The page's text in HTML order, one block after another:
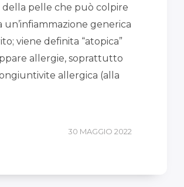
della pelle che può colpire
generica
viene definita “atopica”
allergie, soprattutto
allergica (alla
30 MAGGIO 2022